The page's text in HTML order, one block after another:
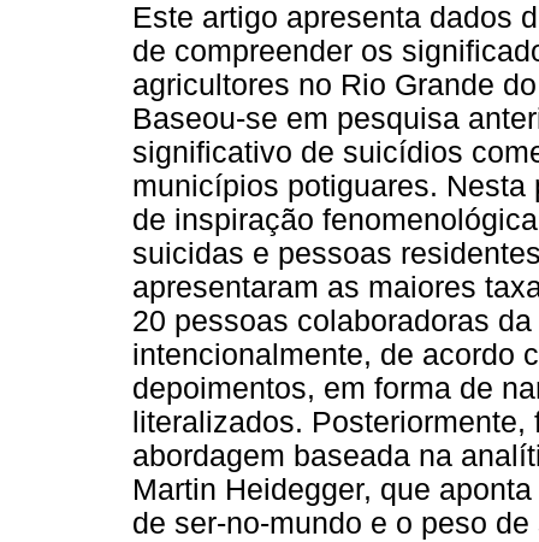
Este artigo apresenta dados
de compreender os
agricultores no Rio Grande
Baseou-se em pesquisa
significativo de suicídios
municípios potiguares.
de inspiração
suicidas e pessoas
apresentaram as maiores
20 pessoas colaboradoras
intencionalmente, de acordo
depoimentos, em forma de
literalizados.
abordagem baseada na
Martin Heidegger, que
de ser-no-mundo e o peso